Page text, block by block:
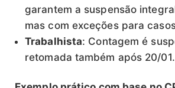
garantem a suspensão
mas com exceções para
Trabalhista: Contagem é
retomada também após 20/01.